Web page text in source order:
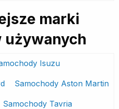
marki
używanych
Isuzu
Samochody Aston Martin
Samochody Tavria